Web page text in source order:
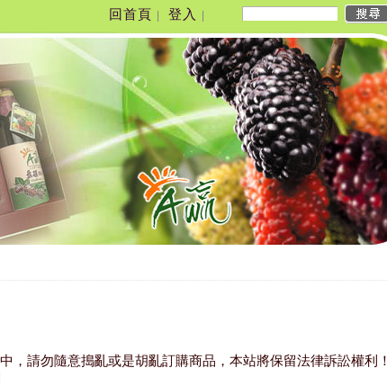
回首頁 登入
，請勿隨意搗亂或是胡亂訂購商品，本站將保留法律訴訟權利！